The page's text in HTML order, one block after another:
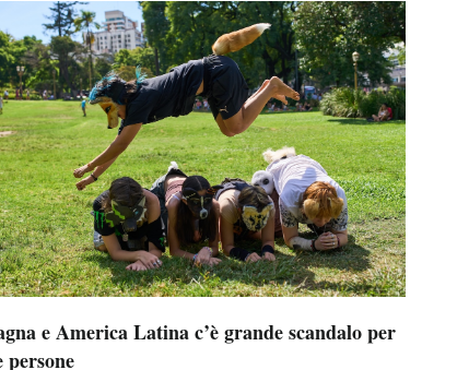
e America Latina c’è grande scandalo per
persone